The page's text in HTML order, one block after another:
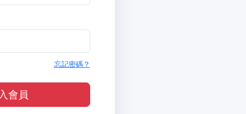
忘記密碼？
會員